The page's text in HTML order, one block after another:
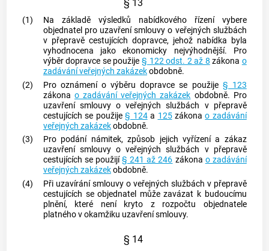
§ 13
(1)
Na základě výsledků nabídkového řízení vybere
objednatel pro uzavření smlouvy o veřejných službách
v přepravě cestujících dopravce, jehož nabídka byla
vyhodnocena jako ekonomicky nejvýhodnější. Pro
výběr dopravce se použije§ 122 odst. 2 až 8 zákona o
zadávání veřejných zakázekobdobně.
(2)
Pro oznámení o výběru dopravce se použije § 123
zákonao zadávání veřejných zakázek obdobně. Pro
uzavření smlouvy o veřejných službách v přepravě
cestujících se použije§ 124a 125zákonao zadávání
veřejných zakázekobdobně.
(3)
Pro podání námitek, způsob jejich vyřízení a zákaz
uzavření smlouvy o veřejných službách v přepravě
cestujících se použijí§ 241 až 246 zákona o zadávání
veřejných zakázekobdobně.
(4)
Při uzavírání smlouvy o veřejných službách v přepravě
cestujících se objednatel může zavázat k budoucímu
plnění, které není kryto z rozpočtu objednatele
platného v okamžiku uzavření smlouvy.
§ 14